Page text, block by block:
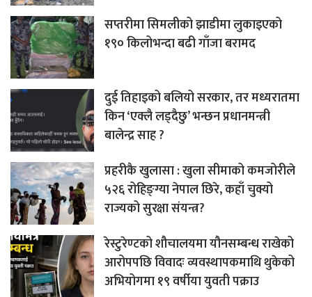
सप्तरीमा सिमलीको झाडीमा लुकाइएको
१९० किलोभन्दा बढी गाँजा बरामद
दुई तिहाइको बलियो सरकार, तर मध्यरातमा
किन ‘एक्लै लड्दैछु’ भन्छन प्रधानमन्त्री
बालेन्द्र साह ?
प्रहरीकै खुलासा : खुला सीमाको कमजोरीले
५२६ रोहिङ्ग्या नेपाल छिरे, कहाँ चुक्यो
राज्यको सुरक्षा संयन्त्र?
रेस्टुरेण्टको शौचालयमा यौनसम्बन्ध राखेको
आरोपपछि विवादः व्यवस्थापकमाथि थुकेको
अभियोगमा १९ वर्षीया युवती पक्राउ